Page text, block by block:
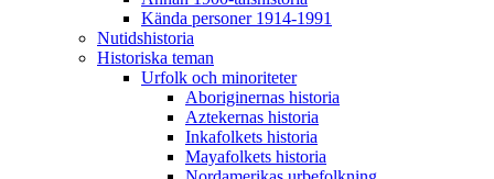
Kända personer 1914-1991
Nutidshistoria
Historiska teman
Urfolk och minoriteter
Aboriginernas historia
Aztekernas historia
Inkafolkets historia
Mayafolkets historia